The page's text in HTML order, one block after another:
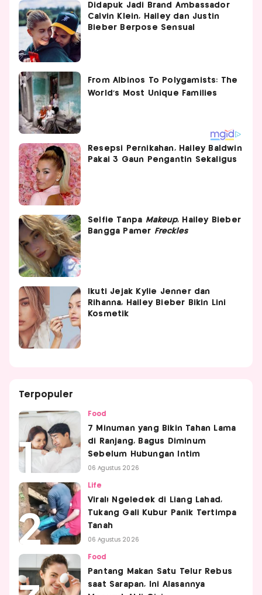
Didapuk Jadi Brand Ambassador
Calvin Klein, Hailey dan Justin
Bieber Berpose Sensual
Resepsi Pernikahan, Hailey Baldwin
Pakai 3 Gaun Pengantin Sekaligus
Selfie Tanpa Makeup, Hailey Bieber
Bangga Pamer Freckles
Ikuti Jejak Kylie Jenner dan
Rihanna, Hailey Bieber Bikin Lini
Kosmetik
Terpopuler
Food
7 Minuman yang Bikin Tahan Lama
di Ranjang, Bagus Diminum
Sebelum Hubungan Intim
06 Agustus 2026
Life
Viral! Ngeledek di Liang Lahad,
Tukang Gali Kubur Panik Tertimpa
Tanah
06 Agustus 2026
Food
Pantang Makan Satu Telur Rebus
saat Sarapan, Ini Alasannya